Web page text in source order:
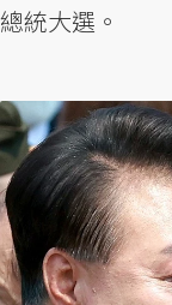
總統大選。